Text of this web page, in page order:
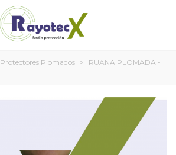
Protectores Plomados >
RUANA PLOMADA -